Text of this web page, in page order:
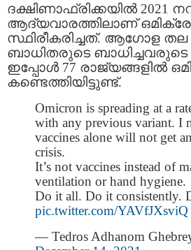
ദക്ഷിണാഫ്രിക്കയില്‍ 2021
ആദ്യവാരത്തിലാണ്
സ്ഥിരീകരിച്ചത്. ആഗോള
ബാധിതരുടെ ബാധിച്ചവരുടെ
ഇപ്പോൾ 77 രാജ്യങ്ങളിൽ
കണ്ടെത്തിയിട്ടുണ്ട്.
Omicron is spreading at a
with any previous variant. I
vaccines alone will not get
crisis.
It’s not vaccines instead of
ventilation or hand hygiene.
Do it all. Do it consistently.
pic.twitter.com/YAVfJXsviQ
— Tedros Adhanom